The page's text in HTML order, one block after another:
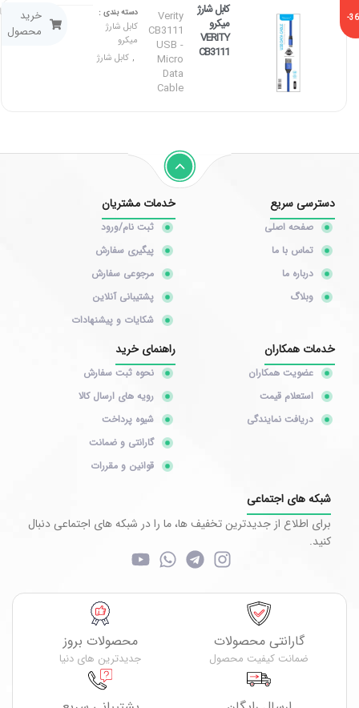
-
کابل شارژ
میکرو
VERITY
CB3111
Verity
CB3111
USB -
Micro
Data
Cable
دسته بندی :
کابل شارژ
میکرو
, کابل شارژ
۱۱۰,۰۰۰
۷۰,۰۰۰
خرید
محصول
دسترسی سریع
صفحه اصلی
تماس با ما
درباره ما
وبلاگ
خدمات مشتریان
ثبت نام/ورود
پیگیری سفارش
مرجوعی سفارش
پشتیبانی آنلاین
شکایات و پیشنهادات
خدمات همکاران
عضویت همکاران
استعلام قیمت
دریافت نمایندگی
راهنمای خرید
نحوه ثبت سفارش
رویه های ارسال کالا
شیوه پرداخت
گارانتی و ضمانت
قوانین و مقررات
شبکه های اجتماعی
برای اطلاع از جدیدترین تخفیف ها، ما را در شبکه های اجتماعی دنبال
کنید.
گارانتی محصولات
ضمانت کیفیت محصول
محصولات بروز
جدیدترین های دنیا